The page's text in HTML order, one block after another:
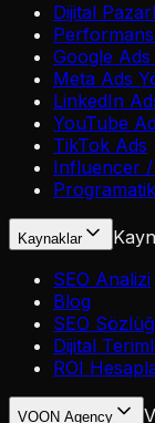
Dijital
Google
Meta Ads
LinkedIn
YouTube
TikTok Ads
Influencer
Kaynaklar
SEO Analizi
Blog
SEO
Dijital
ROI
VOON Agency